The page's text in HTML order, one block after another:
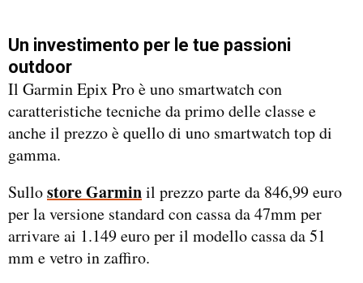
Un investimento per le tue passioni
outdoor
Il Garmin Epix Pro è uno smartwatch con
caratteristiche tecniche da primo delle classe e
anche il prezzo è quello di uno smartwatch top di
gamma.
Sullostore Garminil prezzo parte da 846,99 euro
per la versione standard con cassa da 47mm per
arrivare ai 1.149 euro per il modello cassa da 51
mm e vetro in zaffiro.